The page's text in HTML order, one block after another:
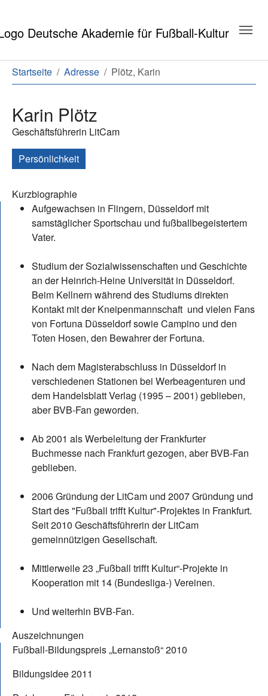
Sie sind hier:
Startseite Adresse Plötz, Karin
Karin Plötz
Geschäftsführerin LitCam
Persönlichkeit
Kurzbiographie
Aufgewachsen in Flingern, Düsseldorf mit
samstäglicher Sportschau und fußballbegeistertem
Vater.
Studium der Sozialwissenschaften und Geschichte
an der Heinrich-Heine Universität in Düsseldorf.
Beim Kellnern während des Studiums direkten
Kontakt mit der Kneipenmannschaft und vielen Fans
von Fortuna Düsseldorf sowie Campino und den
Toten Hosen, den Bewahrer der Fortuna.
Nach dem Magisterabschluss in Düsseldorf in
verschiedenen Stationen bei Werbeagenturen und
dem Handelsblatt Verlag (1995 – 2001) geblieben,
aber BVB-Fan geworden.
Ab 2001 als Werbeleitung der Frankfurter
Buchmesse nach Frankfurt gezogen, aber BVB-Fan
geblieben.
2006 Gründung der LitCam und 2007 Gründung und
Start des "Fußball trifft Kultur"-Projektes in Frankfurt.
Seit 2010 Geschäftsführerin der LitCam
gemeinnützigen Gesellschaft.
Mittlerweile 23 „Fußball trifft Kultur“-Projekte in
Kooperation mit 14 (Bundesliga-) Vereinen.
Und weiterhin BVB-Fan.
Auszeichnungen
Fußball-Bildungspreis „Lernanstoß“ 2010
Bildungsidee 2011